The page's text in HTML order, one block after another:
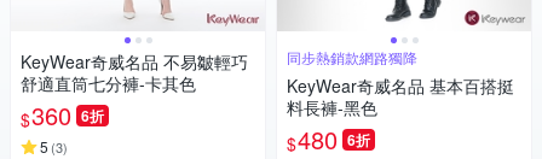
KeyWear奇威名品 不易皺輕巧
舒適直筒七分褲-卡其色
$360 6折
5 (3)
同步熱銷款網路獨降
KeyWear奇威名品 基本百搭挺
料長褲-黑色
$480 6折